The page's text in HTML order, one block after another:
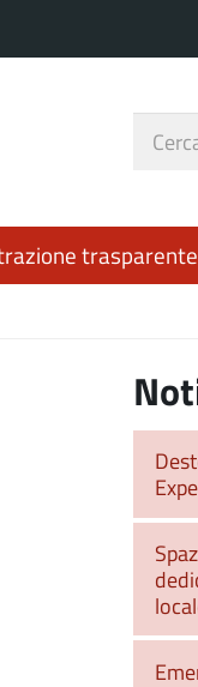
Cerca
trasparente